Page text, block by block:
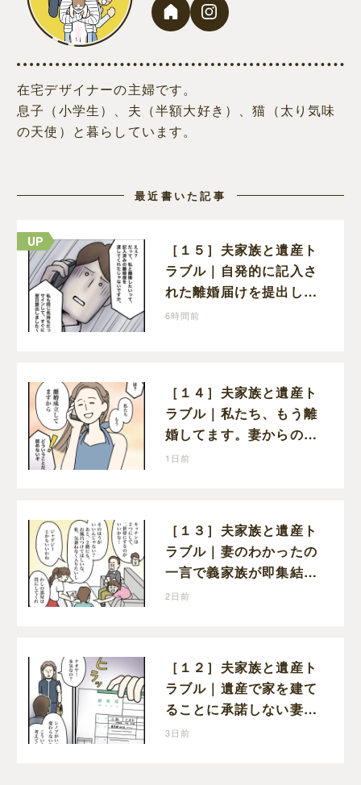
在宅デザイナーの主婦です。
息子（小学生）、夫（半額大好き）、猫（太り気味
の天使）と暮らしています。
最近書いた記事
［１５］夫家族と遺産ト
ラブル｜自発的に記入さ
れた離婚届けを提出した
だけなので、何も問題な
6時間前
［１４］夫家族と遺産ト
ラブル｜私たち、もう離
婚してます。妻からの報
告に寝耳に水の夫は大慌
1日前
［１３］夫家族と遺産ト
ラブル｜妻のわかったの
一言で義家族が即集結。
新居の話で盛り上がる義
2日前
［１２］夫家族と遺産ト
ラブル｜遺産で家を建て
ることに承諾しない妻を
従わせるために夫が取り
3日前